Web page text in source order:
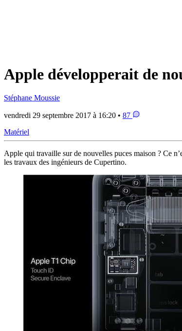
Apple développerait de
Stéphane Moussie
vendredi 29 septembre 2017 à 16:20 • 87
Matériel
Apple qui travaille sur de nouvelles puces maison ? Ce
les travaux des ingénieurs de Cupertino.